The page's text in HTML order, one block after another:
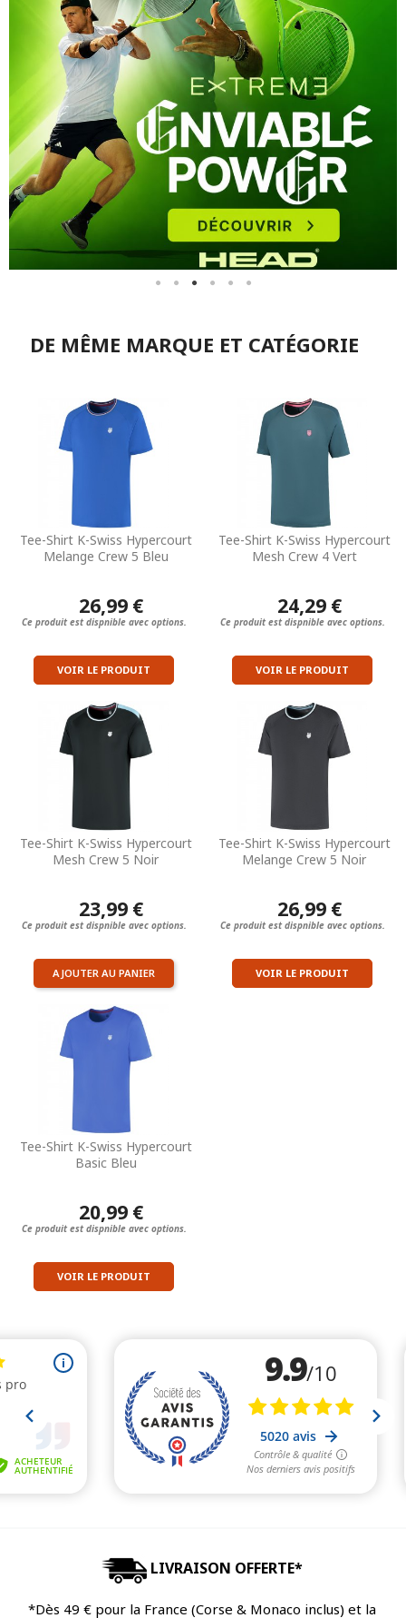
DE MÊME MARQUE ET CATÉGORIE
Tee-Shirt K-Swiss Hypercourt
Melange Crew 5 Bleu
26,99 €
Ce produit est dispnible avec options.
VOIR LE PRODUIT
Tee-Shirt K-Swiss Hypercourt
Mesh Crew 4 Vert
24,29 €
Ce produit est dispnible avec options.
VOIR LE PRODUIT
Tee-Shirt K-Swiss Hypercourt
Mesh Crew 5 Noir
23,99 €
Ce produit est dispnible avec options.
AJOUTER AU PANIER
Tee-Shirt K-Swiss Hypercourt
Melange Crew 5 Noir
26,99 €
Ce produit est dispnible avec options.
VOIR LE PRODUIT
Tee-Shirt K-Swiss Hypercourt
Basic Bleu
20,99 €
Ce produit est dispnible avec options.
VOIR LE PRODUIT
LIVRAISON OFFERTE*
*Dès 49 € pour la France (Corse & Monaco inclus) et la